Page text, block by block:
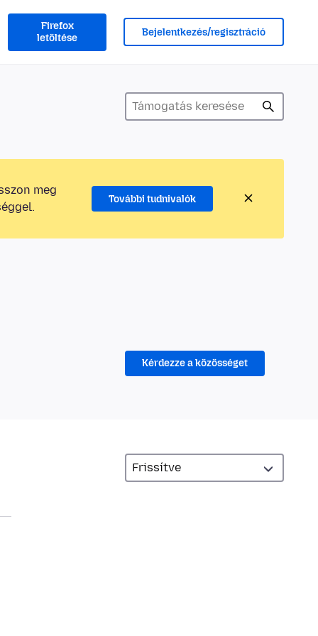
Firefox
letöltése
Bejelentkezés/regisztráció
meg
További tudnivalók
Kérdezze a közösséget